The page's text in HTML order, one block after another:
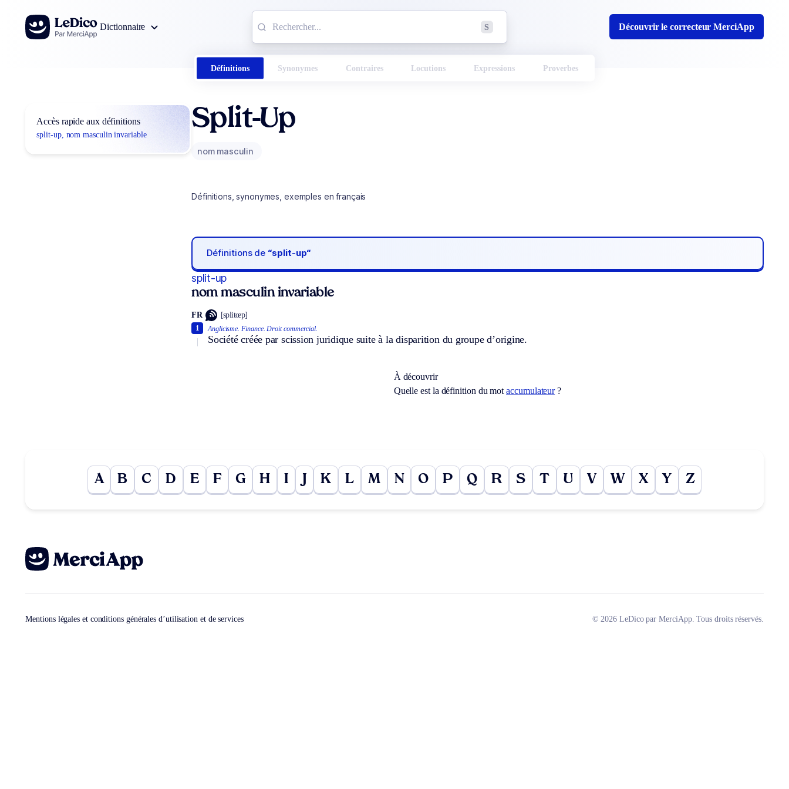
Aller au contenu
Dictionnaire
S Découvrir le correcteur MerciApp
Définitions Synonymes Contraires Locutions Expressions Proverbes
Accès rapide aux définitions
split-up, nom masculin invariable
Split-Up
nom masculin
Définitions, synonymes, exemples en français
Définitions de “split-up“
split-up
nom masculin invariable
FR [splitœp]
Anglicisme. Finance. Droit commercial.
Société créée par scission juridique suite à la disparition du groupe d’origine.
1
À découvrir
Quelle est la définition du motaccumulateur?
A B C D E F G H I K L M N O P Q R S T U V W X Y Z
Mentions légales et conditions générales d’utilisation et de services © 2026 LeDico par MerciApp. Tous droits réservés.